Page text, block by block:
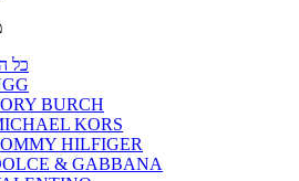
כל
BURCH
KORS
HILFIGER
& GABBANA